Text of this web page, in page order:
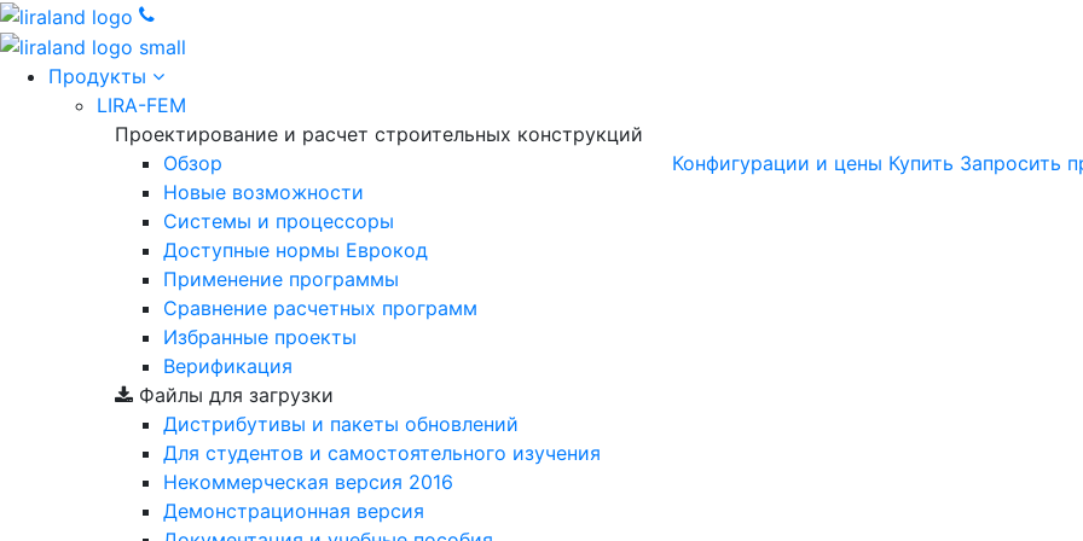
Продукты
LIRA-FEM
Проектирование и расчет строительных конструкций
Обзор
Новые возможности
Cистемы и процессоры
Доступные нормы Еврокод
Применение программы
Сравнение расчетных программ
Избранные проекты
Верификация
Конфигурации и цены Купить Запросить
Файлы для загрузки
Дистрибутивы и пакеты обновлений
Для студентов и самостоятельного изучения
Некоммерческая версия 2016
Демонстрационная версия